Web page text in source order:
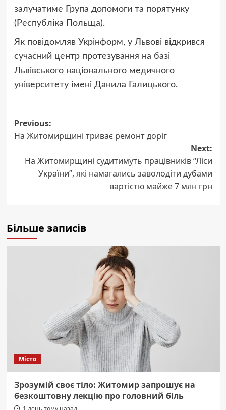
залучатиме Група допомоги та порятунку
(Республіка Польща).
Як повідомляв Укрінформ, у Львові відкрився
сучасний центр протезування на базі
Львівського національного медичного
університету імені Данила Галицького.
Post
navigation
Previous:
На Житомирщині триває ремонт доріг
Next:
На Житомирщині судитимуть працівників “Ліси
України”, які намагались заволодіти дубами
вартістю майже 7 млн грн
Більше записів
Місто
Зрозумій своє тіло: Житомир запрошує на
безкоштовну лекцію про головний біль